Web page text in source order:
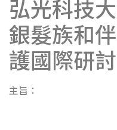
弘光科技
銀髮族和
護國際研討
主旨：